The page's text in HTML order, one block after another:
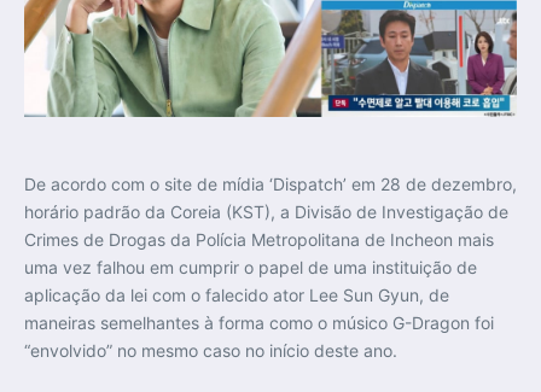
De acordo com o site de mídia ‘Dispatch’ em 28 de dezembro,
horário padrão da Coreia (KST), a Divisão de Investigação de
Crimes de Drogas da Polícia Metropolitana de Incheon mais
uma vez falhou em cumprir o papel de uma instituição de
aplicação da lei com o falecido ator Lee Sun Gyun, de
maneiras semelhantes à forma como o músico G-Dragon foi
“envolvido” no mesmo caso no início deste ano.